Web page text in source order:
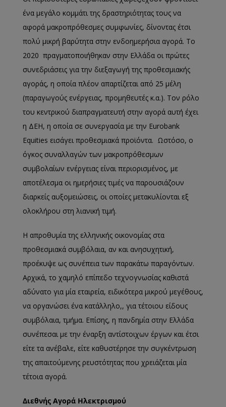
ένα μεγάλο κομμάτι της δραστηριότητας τους να
αφορά μακροπρόθεσμες συμφωνίες, δίνοντας έτσι
πολύ μικρή βαρύτητα στην ενδοημερήσια αγορά. Το
2020 πραγματοποιήθηκαν στην Ελλάδα οι πρώτες
συνεδριάσεις για την διεξαγωγή της προθεσμιακής
αγοράς, η οποία πλέον απαρτίζεται από 25 μέλη
(παραγωγούς ενέργειας, προμηθευτές κ.α.). Τον ρόλο
του κεντρικού διαπραγματευτή στην αγορά αυτή έχει
η ΔΕΗ, η οποία σε συνεργασία με την Eurobank
Equities εισάγει προθεσμιακά προϊόντα. Ωστόσο, ο
όγκος συναλλαγών των μακροπρόθεσμων
συμβολαίων ενέργειας είναι περιορισμένος, με
αποτέλεσμα οι ημερήσιες τιμές να παρουσιάζουν
διαρκείς αυξομειώσεις, οι οποίες μετακυλίονται εξ
ολοκλήρου στη λιανική τιμή.
Η απροθυμία της ελληνικής οικονομίας στα
προθεσμιακά συμβόλαια, αν και ανησυχητική,
προέκυψε ως συνέπεια των παρακάτω παραγόντων.
Αρχικά, το χαμηλό επίπεδο τεχνογνωσίας καθιστά
αδύνατο για μία εταιρεία, ειδικότερα μικρού μεγέθους,
να οργανώσει ένα κατάλληλο,, για τέτοιου είδους
συμβόλαια, τμήμα. Επίσης, η πανδημία στην Ελλάδα
συνέπεσαι με την έναρξη αντίστοιχων έργων και έτσι
είτε τα ανέβαλε, είτε καθυστέρησε την συγκέντρωση
της απαιτούμενης ρευστότητας που χρειάζεται μία
τέτοια αγορά.
Διεθνής Αγορά Ηλεκτρισμού